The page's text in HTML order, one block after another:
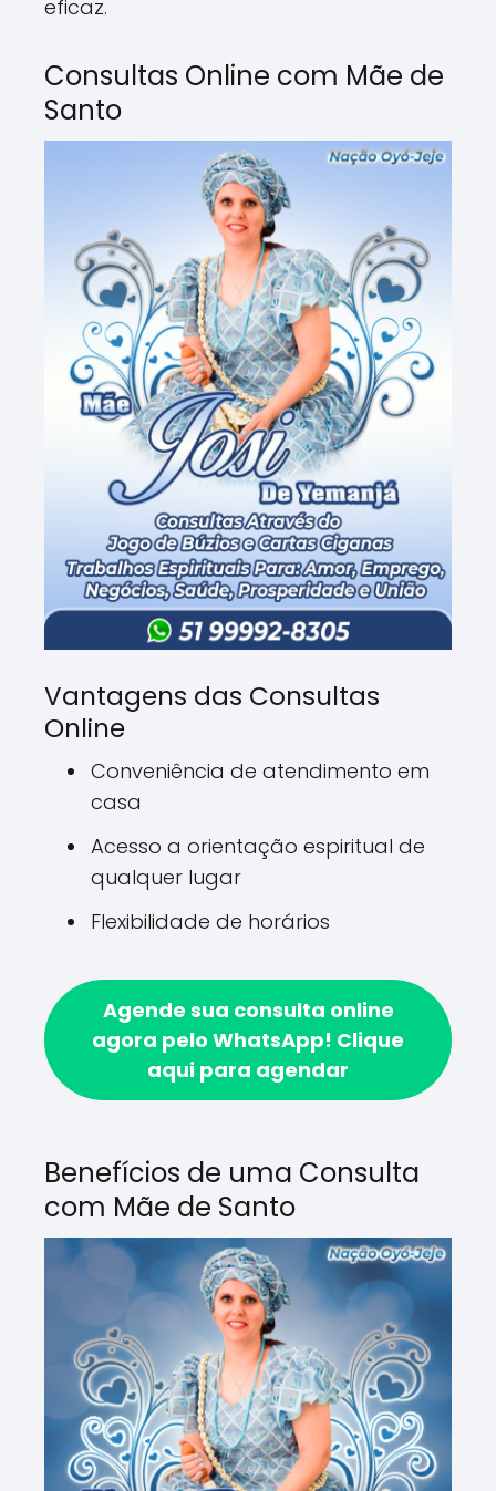
eficaz.
Consultas Online com Mãe de
Santo
Vantagens das Consultas
Online
Conveniência de atendimento em
casa
Acesso a orientação espiritual de
qualquer lugar
Flexibilidade de horários
Agende sua consulta online
agora pelo WhatsApp! Clique
aqui para agendar
Benefícios de uma Consulta
com Mãe de Santo